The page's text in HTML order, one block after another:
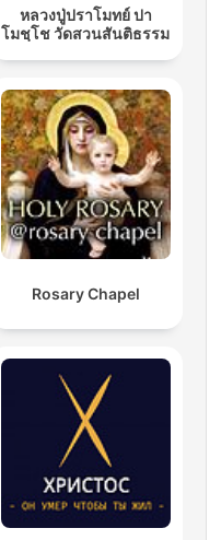
หลวงปู่ปราโมทย์ ปา
โมชฺโช วัดสวนสันติธรรม
Rosary Chapel